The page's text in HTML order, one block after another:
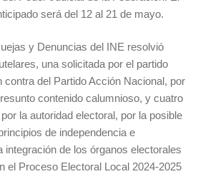
será del 12 al 21 de mayo.
y Denuncias del INE resolvió
una solicitada por el partido
contra del Partido Acción Nacional, por
contenido calumnioso, y cuatro
la autoridad electoral, por la posible
de independencia e
integración de los órganos electorales
el Proceso Electoral Local 2024-2025